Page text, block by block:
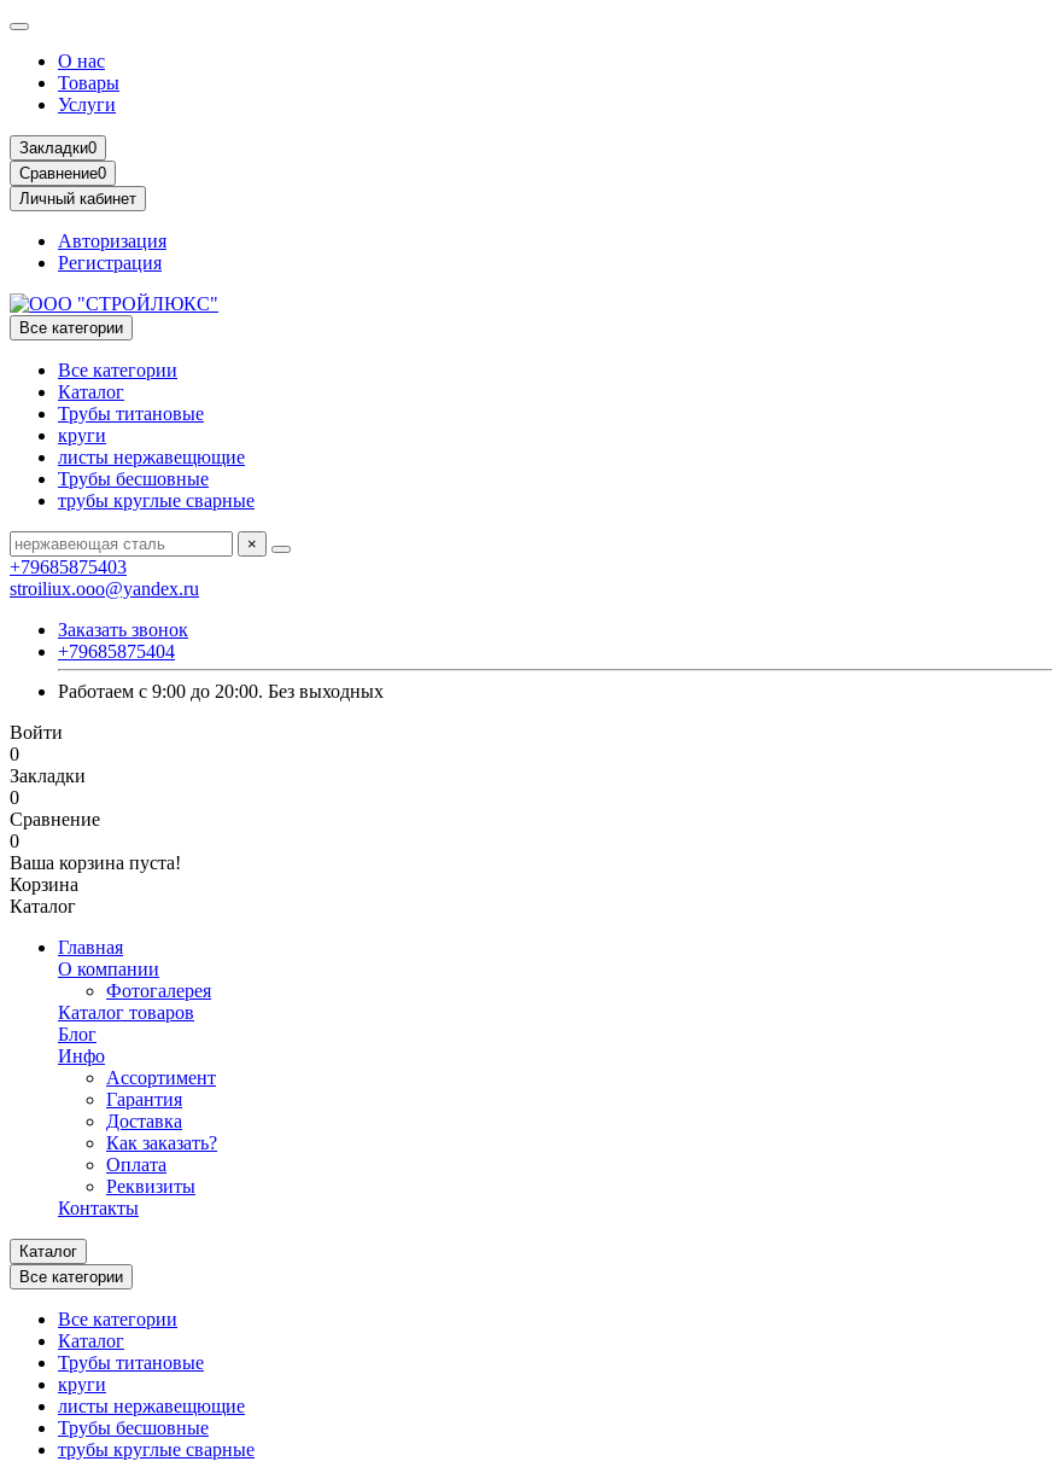
О нас
Товары
Услуги
Закладки0
Сравнение0
Личный кабинет
Авторизация
Регистрация
Все категории
Все категории
Каталог
Трубы титановые
круги
листы нержавещющие
Трубы бесшовные
трубы круглые сварные
×
+79685875403
stroiliux.ooo@yandex.ru
Заказать звонок
+79685875404
Работаем с 9:00 до 20:00. Без выходных
Войти
0
Закладки
0
Сравнение
0
Ваша корзина пуста!
Корзина
Каталог
Главная
О компании
Фотогалерея
Каталог товаров
Блог
Инфо
Ассортимент
Гарантия
Доставка
Как заказать?
Оплата
Реквизиты
Контакты
Каталог
Все категории
Все категории
Каталог
Трубы титановые
круги
листы нержавещющие
Трубы бесшовные
трубы круглые сварные